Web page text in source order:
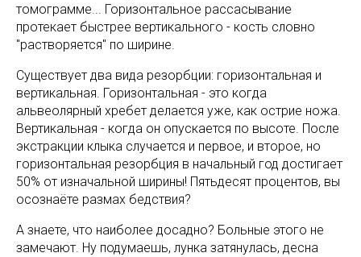
томограмме... Горизонтальное рассасывание
протекает быстрее вертикального - кость словно
"растворяется" по ширине.
Существует два вида резорбции: горизонтальная и
вертикальная. Горизонтальная - это когда
альвеолярный хребет делается уже, как острие ножа.
Вертикальная - когда он опускается по высоте. После
экстракции клыка случается и первое, и второе, но
горизонтальная резорбция в начальный год достигает
50% от изначальной ширины! Пятьдесят процентов, вы
осознаёте размах бедствия?
А знаете, что наиболее досадно? Больные этого не
замечают. Ну подумаешь, лунка затянулась, десна